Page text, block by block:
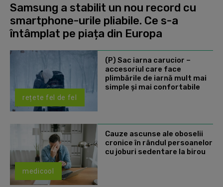
Samsung a stabilit un nou record cu
smartphone-urile pliabile. Ce s-a
întâmplat pe piața din Europa
rețete fel de fel
(P) Sac iarna carucior –
accesoriul care face
plimbările de iarnă mult mai
simple și mai confortabile
medicool
Cauze ascunse ale oboselii
cronice în rândul persoanelor
cu joburi sedentare la birou